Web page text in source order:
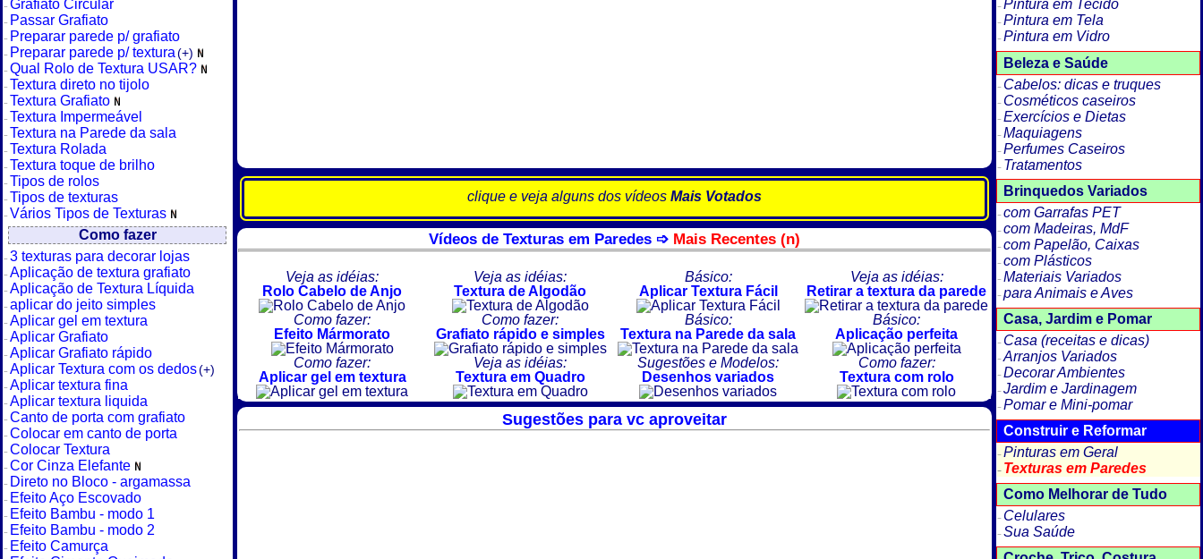
Grafiato Circular
Passar Grafiato
Preparar parede p/ grafiato
Preparar parede p/ textura (+)
Qual Rolo de Textura USAR?
Textura direto no tijolo
Textura Grafiato
Textura Impermeável
Textura na Parede da sala
Textura Rolada
Textura toque de brilho
Tipos de rolos
Tipos de texturas
Vários Tipos de Texturas
Como fazer
3 texturas para decorar lojas
Aplicação de textura grafiato
Aplicação de Textura Líquida
aplicar do jeito simples
Aplicar gel em textura
Aplicar Grafiato
Aplicar Grafiato rápido
Aplicar Textura com os dedos(+)
Aplicar textura fina
Aplicar textura liquida
Canto de porta com grafiato
Colocar em canto de porta
Colocar Textura
Cor Cinza Elefante
Direto no Bloco - argamassa
Efeito Aço Escovado
Efeito Bambu - modo 1
Efeito Bambu - modo 2
Efeito Camurça
clique e veja alguns dos vídeos Mais Votados
Vídeos de Texturas em Paredes ➩ Mais Recentes (n)
Veja as idéias:
Rolo Cabelo de Anjo
Veja as idéias:
Textura de Algodão
Básico:
Aplicar Textura Fácil
Veja as idéias:
Retirar a textura da parede
Como fazer:
Efeito Mármorato
Como fazer:
Grafiato rápido e simples
Básico:
Textura na Parede da sala
Básico:
Aplicação perfeita
Como fazer:
Aplicar gel em textura
Veja as idéias:
Textura em Quadro
Sugestões e Modelos:
Desenhos variados
Como fazer:
Textura com rolo
Sugestões para vc aproveitar
Pintura em Tecido
Pintura em Tela
Pintura em Vidro
Beleza e Saúde
Cabelos: dicas e truques
Cosméticos caseiros
Exercícios e Dietas
Maquiagens
Perfumes Caseiros
Tratamentos
Brinquedos Variados
com Garrafas PET
com Madeiras, MdF
com Papelão, Caixas
com Plásticos
Materiais Variados
para Animais e Aves
Casa, Jardim e Pomar
Casa (receitas e dicas)
Arranjos Variados
Decorar Ambientes
Jardim e Jardinagem
Pomar e Mini-pomar
Construir e Reformar
Pinturas em Geral
Texturas em Paredes
Como Melhorar de Tudo
Celulares
Sua Saúde